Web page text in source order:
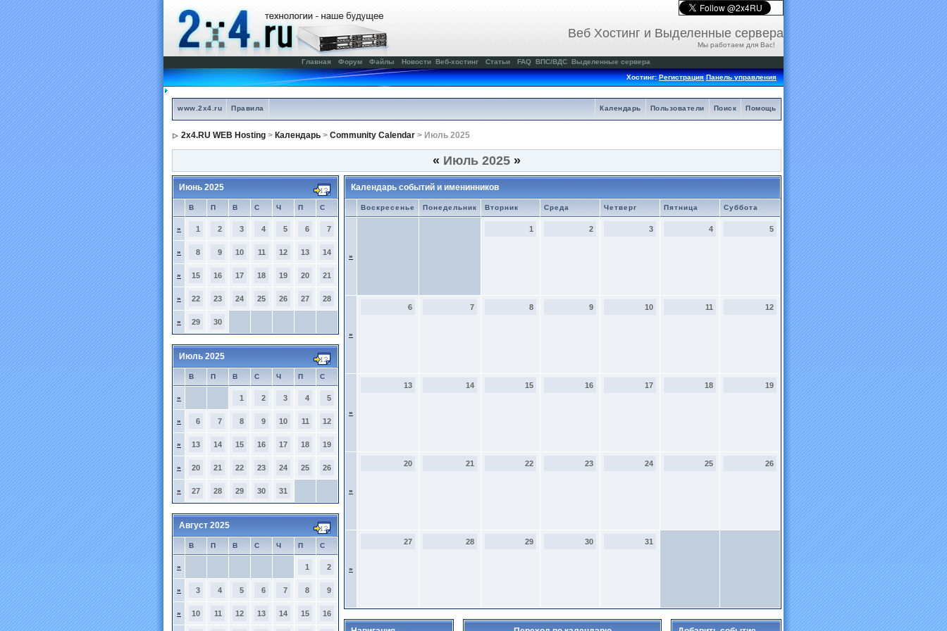
Веб Хостинг и Выделенные сервера
Мы работаем для Вас!
Главная Форум Файлы Новости Веб-хостинг Статьи FAQ ВПС/ВДС Выделенные сервера
Хостинг:Регистрация Панель управления
www.2x4.ru Правила Помощь
Поиск
Пользователи
Календарь
2x4.RU WEB Hosting > Календарь > Community Calendar > Июль 2025
« Июль 2025 »
Июнь 2025
В П В С Ч П С
» 1 2 3 4 5 6 7
» 8 9 10 11 12 13 14
» 15 16 17 18 19 20 21
» 22 23 24 25 26 27 28
» 29 30
Июль 2025
В П В С Ч П С
» 1 2 3 4 5
» 6 7 8 9 10 11 12
» 13 14 15 16 17 18 19
» 20 21 22 23 24 25 26
» 27 28 29 30 31
Август 2025
В П В С Ч П С
» 1 2
» 3 4 5 6 7 8 9
» 10 11 12 13 14 15 16
Календарь событий и именинников
Воскресенье Понедельник Вторник Среда Четверг Пятница Суббота
»
1 2 3 4 5
»
6 7 8 9 10 11 12
»
13 14 15 16 17 18 19
»
20 21 22 23 24 25 26
»
27 28 29 30 31